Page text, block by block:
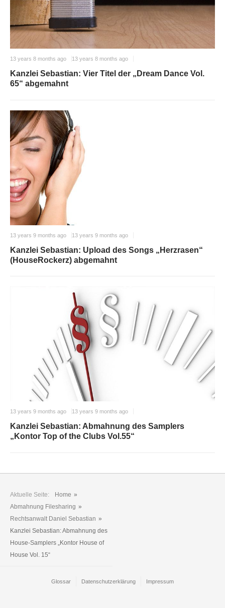
13 years 8 months ago 13 years 8 months ago
Kanzlei Sebastian: Vier Titel der „Dream Dance Vol.
65“ abgemahnt
13 years 9 months ago 13 years 9 months ago
Kanzlei Sebastian: Upload des Songs „Herzrasen“
(HouseRockerz) abgemahnt
13 years 9 months ago 13 years 9 months ago
Kanzlei Sebastian: Abmahnung des Samplers
„Kontor Top of the Clubs Vol.55“
Aktuelle Seite: Home »
Abmahnung Filesharing »
Rechtsanwalt Daniel Sebastian »
Kanzlei Sebastian: Abmahnung des
House-Samplers „Kontor House of
House Vol. 15“
Glossar Datenschutzerklärung Impressum